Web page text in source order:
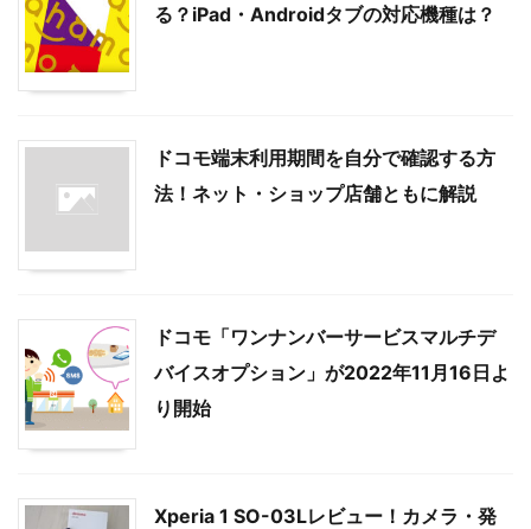
る？iPad・Androidタブの対応機種は？
ドコモ端末利用期間を自分で確認する方
法！ネット・ショップ店舗ともに解説
ドコモ「ワンナンバーサービスマルチデ
バイスオプション」が2022年11月16日よ
り開始
Xperia 1 SO-03Lレビュー！カメラ・発